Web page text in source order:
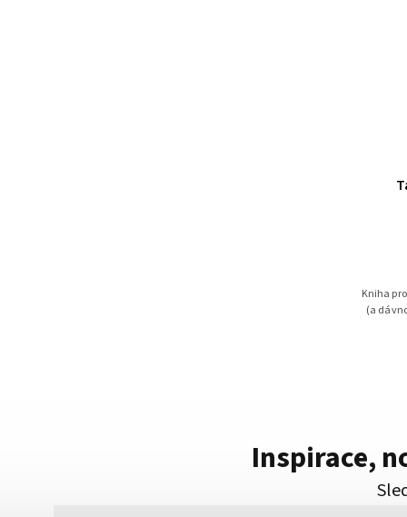
Kniha
(a
Inspirace,